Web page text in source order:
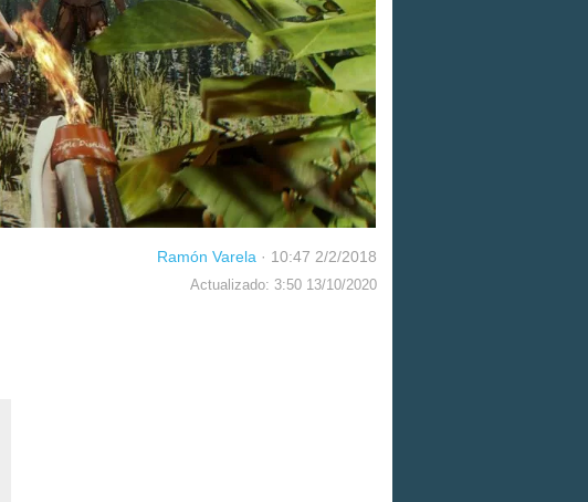
Ramón Varela · 10:47 2/2/2018
Actualizado: 3:50 13/10/2020